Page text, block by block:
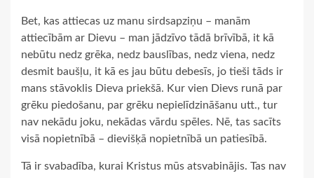
Bet, kas attiecas uz manu sirdsapziņu – manām
attiecībām ar Dievu – man jādzīvo tādā brīvībā, it kā
nebūtu nedz grēka, nedz bauslības, nedz viena, nedz
desmit baušļu, it kā es jau būtu debesīs, jo tieši tāds ir
mans stāvoklis Dieva priekšā. Kur vien Dievs runā par
grēku piedošanu, par grēku nepielīdzināšanu utt., tur
nav nekādu joku, nekādas vārdu spēles. Nē, tas sacīts
visā nopietnībā – dievišķā nopietnībā un patiesībā.
Tā ir svabadība, kurai Kristus mūs atsvabinājis. Tas nav